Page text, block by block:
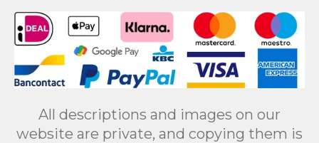
All descriptions and images on our
website are private, and copying them is